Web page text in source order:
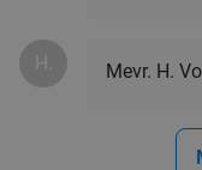
H. Mevr. H.